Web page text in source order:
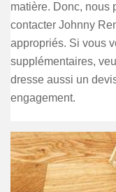
matière. Donc, nous
contacter Johnny
appropriés. Si vous
supplémentaires,
dresse aussi un
engagement.